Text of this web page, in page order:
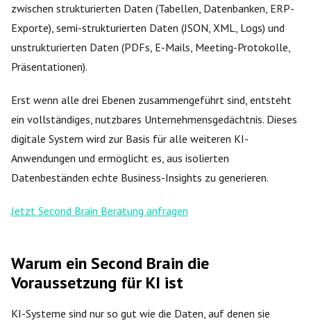
zwischen strukturierten Daten (Tabellen, Datenbanken, ERP-
Exporte), semi-strukturierten Daten (JSON, XML, Logs) und
unstrukturierten Daten (PDFs, E-Mails, Meeting-Protokolle,
Präsentationen).
Erst wenn alle drei Ebenen zusammengeführt sind, entsteht
ein vollständiges, nutzbares Unternehmensgedächtnis. Dieses
digitale System wird zur Basis für alle weiteren KI-
Anwendungen und ermöglicht es, aus isolierten
Datenbeständen echte Business-Insights zu generieren.
Jetzt Second Brain Beratung anfragen
Warum ein Second Brain die
Voraussetzung für KI ist
KI-Systeme sind nur so gut wie die Daten, auf denen sie